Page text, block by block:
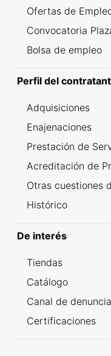
Ofertas de
Convocatoria
Bolsa de empleo
Perfil del
Adquisiciones
Enajenaciones
Prestación de
Acreditación de
Otras cuestiones
Histórico
De interés
Tiendas
Catálogo
Canal de
Certificaciones